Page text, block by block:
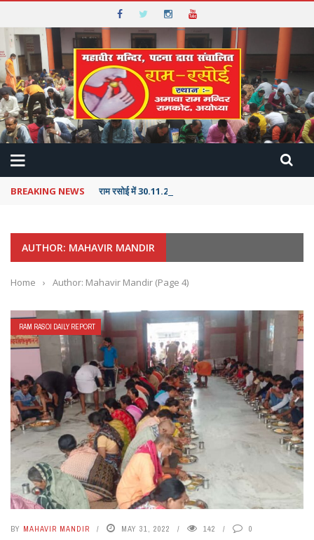
BREAKING NEWS राम रसोई में 30.11.2025 को 5530 भक्तों ने निःशुल्क भोजन ग्रहण
AUTHOR: MAHAVIR MANDIR
Home › Author: Mahavir Mandir (Page 4)
RAM RASOI DAILY REPORT
BY MAHAVIR MANDIR MAY 31, 2022 142 0